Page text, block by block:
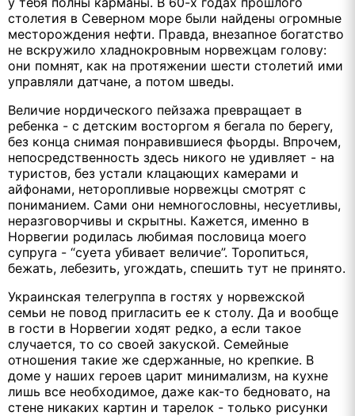
столетия в Северном море были найдены огромные
месторождения нефти. Правда, внезапное богатство
не вскружило хладнокровным норвежцам голову:
они помнят, как на протяжении шести столетий ими
управляли датчане, а потом шведы.
Величие нордического пейзажа превращает в
ребенка - с детским восторгом я бегала по берегу,
без конца снимая понравившиеся фьорды. Впрочем,
непосредственность здесь никого не удивляет - на
туристов, без устали клацающих камерами и
айфонами, неторопливые норвежцы смотрят с
пониманием. Сами они немногословны, несуетливы,
неразговорчивы и скрытны. Кажется, именно в
Норвегии родилась любимая пословица моего
супруга - “суета убивает величие”. Торопиться,
бежать, лебезить, угождать, спешить тут не принято.
Украинская телегруппа в гостях у норвежской
семьи не повод пригласить ее к столу. Да и вообще
в гости в Норвегии ходят редко, а если такое
случается, то со своей закуской. Семейные
отношения такие же сдержанные, но крепкие. В
доме у наших героев царит минимализм, на кухне
лишь все необходимое, даже как-то бедновато, на
стене никаких картин и тарелок - только рисунки